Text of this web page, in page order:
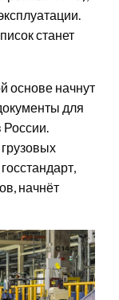
станет
основе начнут
для
начнёт